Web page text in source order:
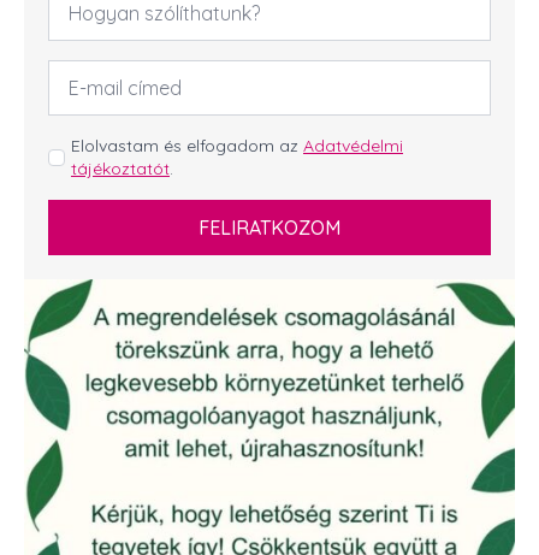
Email
cím
GDPR
*
Elolvastam és elfogadom az Adatvédelmi
tájékoztatót.
FELIRATKOZOM